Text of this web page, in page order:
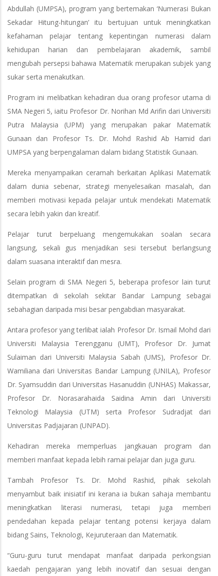
Abdullah (UMPSA), program yang bertemakan ‘Numerasi Bukan
Sekadar Hitung-hitungan’ itu bertujuan untuk meningkatkan
kefahaman pelajar tentang kepentingan numerasi dalam
kehidupan harian dan pembelajaran akademik, sambil
mengubah persepsi bahawa Matematik merupakan subjek yang
sukar serta menakutkan.
Program ini melibatkan kehadiran dua orang profesor utama di
SMA Negeri 5, iaitu Profesor Dr. Norihan Md Arifin dari Universiti
Putra Malaysia (UPM) yang merupakan pakar Matematik
Gunaan dan Profesor Ts. Dr. Mohd Rashid Ab Hamid dari
UMPSA yang berpengalaman dalam bidang Statistik Gunaan.
Mereka menyampaikan ceramah berkaitan Aplikasi Matematik
dalam dunia sebenar, strategi menyelesaikan masalah, dan
memberi motivasi kepada pelajar untuk mendekati Matematik
secara lebih yakin dan kreatif.
Pelajar turut berpeluang mengemukakan soalan secara
langsung, sekali gus menjadikan sesi tersebut berlangsung
dalam suasana interaktif dan mesra.
Selain program di SMA Negeri 5, beberapa profesor lain turut
ditempatkan di sekolah sekitar Bandar Lampung sebagai
sebahagian daripada misi besar pengabdian masyarakat.
Antara profesor yang terlibat ialah Profesor Dr. Ismail Mohd dari
Universiti Malaysia Terengganu (UMT), Profesor Dr. Jumat
Sulaiman dari Universiti Malaysia Sabah (UMS), Profesor Dr.
Wamiliana dari Universitas Bandar Lampung (UNILA), Profesor
Dr. Syamsuddin dari Universitas Hasanuddin (UNHAS) Makassar,
Profesor Dr. Norasarahaida Saidina Amin dari Universiti
Teknologi Malaysia (UTM) serta Profesor Sudradjat dari
Universitas Padjajaran (UNPAD).
Kehadiran mereka memperluas jangkauan program dan
memberi manfaat kepada lebih ramai pelajar dan juga guru.
Tambah Profesor Ts. Dr. Mohd Rashid, pihak sekolah
menyambut baik inisiatif ini kerana ia bukan sahaja membantu
meningkatkan literasi numerasi, tetapi juga memberi
pendedahan kepada pelajar tentang potensi kerjaya dalam
bidang Sains, Teknologi, Kejuruteraan dan Matematik.
“Guru-guru turut mendapat manfaat daripada perkongsian
kaedah pengajaran yang lebih inovatif dan sesuai dengan